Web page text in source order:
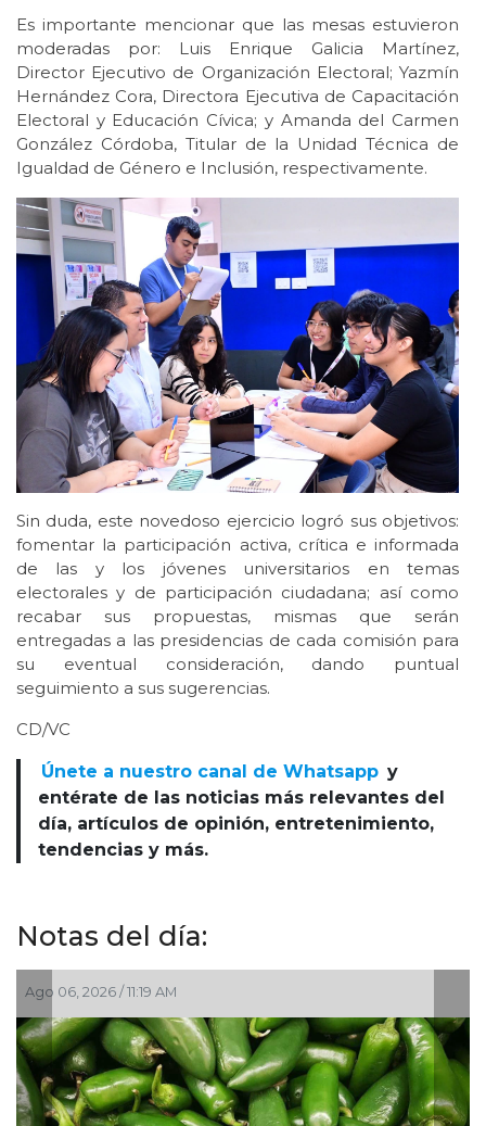
Es importante mencionar que las mesas estuvieron
moderadas por: Luis Enrique Galicia Martínez,
Director Ejecutivo de Organización Electoral; Yazmín
Hernández Cora, Directora Ejecutiva de Capacitación
Electoral y Educación Cívica; y Amanda del Carmen
González Córdoba, Titular de la Unidad Técnica de
Igualdad de Género e Inclusión, respectivamente.
Sin duda, este novedoso ejercicio logró sus objetivos:
fomentar la participación activa, crítica e informada
de las y los jóvenes universitarios en temas
electorales y de participación ciudadana; así como
recabar sus propuestas, mismas que serán
entregadas a las presidencias de cada comisión para
su eventual consideración, dando puntual
seguimiento a sus sugerencias.
CD/VC
Únete a nuestro canal de Whatsapp y
entérate de las noticias más relevantes del
día, artículos de opinión, entretenimiento,
tendencias y más.
Notas del día:
Ago 05, 2026 / 2:56 PM